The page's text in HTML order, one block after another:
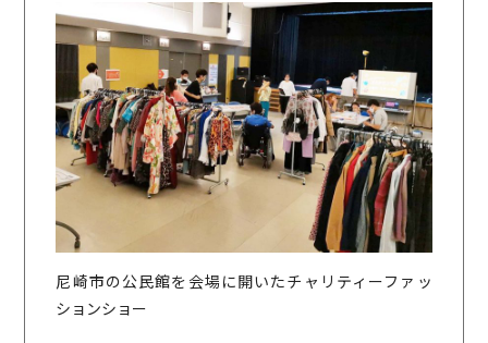
尼崎市の公民館を会場に開いたチャリティーファッ
ションショー